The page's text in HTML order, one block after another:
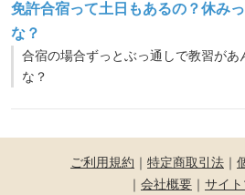
免許合宿って土日もあるの？休み
な？
合宿の場合ずっとぶっ通しで教習が
な？
ご利用規約 ｜ 特定商取引法 ｜
｜ 会社概要 ｜ サイ